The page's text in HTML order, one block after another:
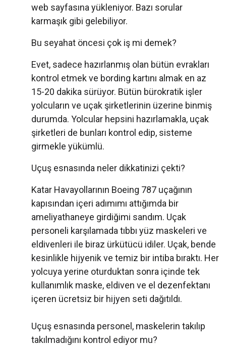
web sayfasına yükleniyor. Bazı sorular
karmaşık gibi gelebiliyor.
Bu seyahat öncesi çok iş mi demek?
Evet, sadece hazırlanmış olan bütün evrakları
kontrol etmek ve bording kartını almak en az
15-20 dakika sürüyor. Bütün bürokratik işler
yolcuların ve uçak şirketlerinin üzerine binmiş
durumda. Yolcular hepsini hazırlamakla, uçak
şirketleri de bunları kontrol edip, sisteme
girmekle yükümlü.
Uçuş esnasında neler dikkatinizi çekti?
Katar Havayollarının Boeing 787 uçağının
kapısından içeri adımımı attığımda bir
ameliyathaneye girdiğimi sandım. Uçak
personeli karşılamada tıbbı yüz maskeleri ve
eldivenleri ile biraz ürkütücü idiler. Uçak, bende
kesinlikle hijyenik ve temiz bir intiba bıraktı. Her
yolcuya yerine oturduktan sonra içinde tek
kullanımlık maske, eldiven ve el dezenfektanı
içeren ücretsiz bir hijyen seti dağıtıldı.
Uçuş esnasında personel, maskelerin takılıp
takılmadığını kontrol ediyor mu?